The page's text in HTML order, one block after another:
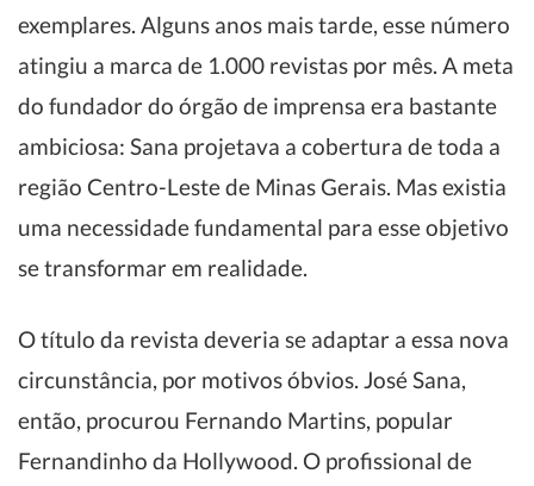
exemplares. Alguns anos mais tarde, esse número
atingiu a marca de 1.000 revistas por mês. A meta
do fundador do órgão de imprensa era bastante
ambiciosa: Sana projetava a cobertura de toda a
região Centro-Leste de Minas Gerais. Mas existia
uma necessidade fundamental para esse objetivo
se transformar em realidade.
O título da revista deveria se adaptar a essa nova
circunstância, por motivos óbvios. José Sana,
então, procurou Fernando Martins, popular
Fernandinho da Hollywood. O profissional de